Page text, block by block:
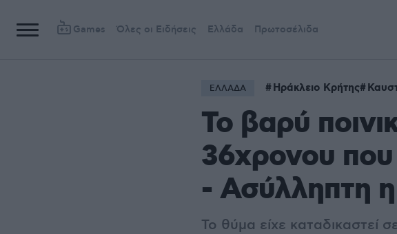
Games Όλες οι Ειδήσεις Ελλάδα Πρωτοσέλιδα
ΕΛΛΑΔΑ Ηράκλειο Κρήτης
Το βαρύ
36χρονου
- Ασύλληπτη
Το θύμα είχε καταδικαστεί